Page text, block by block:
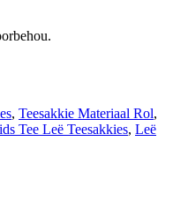
, Teesakkie Materiaal Rol,
Tee Leë Teesakkies, Leë